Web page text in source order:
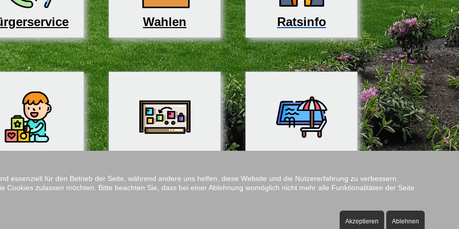
Wahlen Ratsinfo
essenziell für den Betrieb der Seite, während andere uns helfen, diese Website und die Nutzererfahrung zu verbessern
Cookies zulassen möchten. Bitte beachten Sie, dass bei einer Ablehnung womöglich nicht mehr alle Funktionalitäten der Seite
Akzeptieren Ablehnen